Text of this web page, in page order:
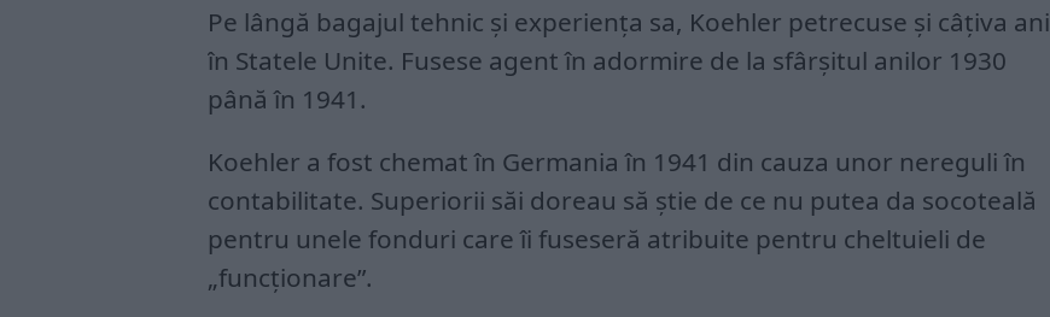
Pe lângă bagajul tehnic și experiența sa, Koehler petrecuse și câțiva ani
în Statele Unite. Fusese agent în adormire de la sfârșitul anilor 1930
până în 1941.
Koehler a fost chemat în Germania în 1941 din cauza unor nereguli în
contabilitate. Superiorii săi doreau să știe de ce nu putea da socoteală
pentru unele fonduri care îi fuseseră atribuite pentru cheltuieli de
„funcționare”.